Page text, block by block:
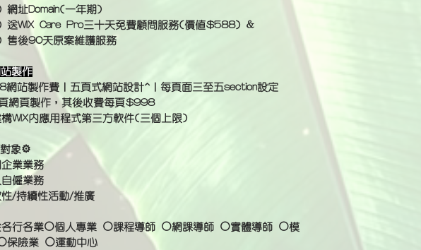
網址Domain(一年期)
送WIX Care Pro三十天免費顧問服務(價值$588) &
售後90天原案維護服務
站製作
站製作費｜五頁式網站設計^｜每頁面三至五section設定
網頁製作，其後收費每頁$998
WIX內應用程式第三方軟件(三個上限)
象⚙️
業業務
僱業務
性/持續性活動/推廣
各行各業⚪個人專業 ⚪課程導師 ⚪網課導師 ⚪實體導師 ⚪模
保險業 ⚪運動中心